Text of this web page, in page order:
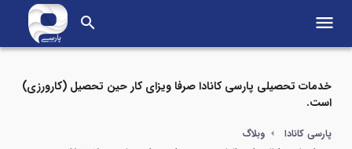
search menu
خدمات تحصیلی پارسی کانادا صرفا ویزای کار حین تحصیل (کارورزی)
است.
پارسی کانادا وبلاگ